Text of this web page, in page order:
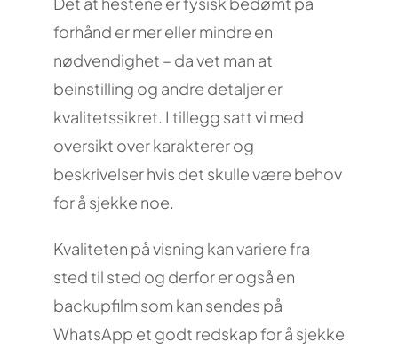
forhånd er mer eller mindre en
nødvendighet – da vet man at
beinstilling og andre detaljer er
kvalitetssikret. I tillegg satt vi med
oversikt over karakterer og
beskrivelser hvis det skulle være behov
for å sjekke noe.
Kvaliteten på visning kan variere fra
sted til sted og derfor er også en
backupfilm som kan sendes på
WhatsApp et godt redskap for å sjekke